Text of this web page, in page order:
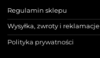
Regulamin sklepu
Wysyłka, zwroty i reklamacje
Polityka prywatności